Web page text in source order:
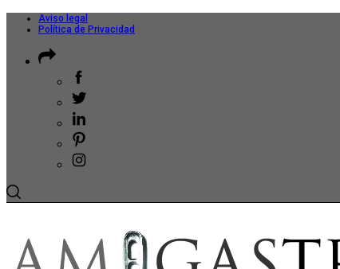
Aviso legal
Política de Privacidad